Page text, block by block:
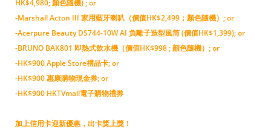
HK$4,980; 顏色隨機) ; or
-Marshall Acton III 家用藍牙喇叭（價值HK$2,499；顏色隨機）; or
-Acerpure Beauty DS744-10W AI 負離子造型風筒 (價值HK$1,399); or
-BRUNO BAK801 即熱式飲水機（價值HK$998 ; 顏色隨機）; or
-HK$900 Apple Store禮品卡; or
-HK$900 惠康購物現金券; or
-HK$900 HKTVmall電子購物禮券
加上信用卡迎新優惠，出卡獎上獎！